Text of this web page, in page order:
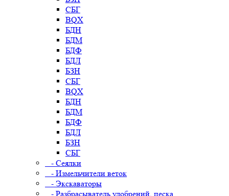
СБГ
BQX
БДН
БДМ
БДФ
БДЛ
БЗН
СБГ
BQX
БДН
БДМ
БДФ
БДЛ
БЗН
СБГ
- Сеялки
- Измельчители веток
- Экскаваторы
- Разбрасыватель удобрений, песка